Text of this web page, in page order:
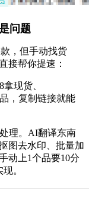
问题
，但手动找货
接帮你提速：
现货、
，复制链接就能
理。AI翻译东南
图去水印、批量加
动上1个品要10分
。